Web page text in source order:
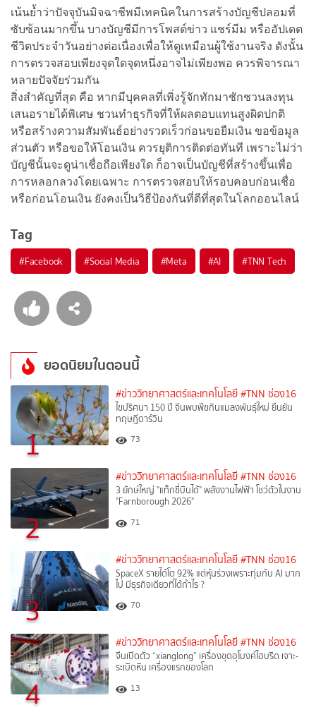
เน้นย้ำว่าปัจจุบันมิจฉาชีพมีเทคนิคในการสร้างบัญชีปลอมที่
ซับซ้อนมากขึ้น บางบัญชีมีการโพสต์ข่าว แชร์มีม หรืออัปเดต
ชีวิตประจำวันอย่างต่อเนื่องเพื่อให้ดูเหมือนผู้ใช้งานจริง ดังนั้น
การตรวจสอบเพียงจุดใดจุดหนึ่งอาจไม่เพียงพอ ควรพิจารณา
หลายปัจจัยร่วมกัน
สิ่งสำคัญที่สุด คือ หากมีบุคคลที่เพิ่งรู้จักทักมาชักชวนลงทุน
เสนอรายได้พิเศษ ชวนทำธุรกิจที่ให้ผลตอบแทนสูงผิดปกติ
หรือสร้างความสัมพันธ์อย่างรวดเร็วก่อนขอยืมเงิน ขอข้อมูล
ส่วนตัว หรือขอให้โอนเงิน ควรยุติการติดต่อทันที เพราะไม่ว่า
บัญชีนั้นจะดูน่าเชื่อถือเพียงใด ก็อาจเป็นบัญชีที่สร้างขึ้นเพื่อ
การหลอกลวงโดยเฉพาะ การตรวจสอบให้รอบคอบก่อนเชื่อ
หรือก่อนโอนเงิน ยังคงเป็นวิธีป้องกันที่ดีที่สุดในโลกออนไลน์
Tag
#Facebook #Social Media #Meta #AI #TNN Tech
ยอดนิยมในตอนนี้
1
#ข่าววิทยาศาสตร์และเทคโนโลยี #TNN ช่อง16
ไขปริศนา 150 ปี จีนพบพืชกินแมลงพันธุ์ใหม่ ยืนยัน
ทฤษฎีดาร์วิน
73
2
#ข่าววิทยาศาสตร์และเทคโนโลยี #TNN ช่อง16
3 ยักษ์ใหญ่ "แท็กซี่บินได้" พลังงานไฟฟ้า โชว์ตัวในงาน
"Farnborough 2026"
71
3
#ข่าววิทยาศาสตร์และเทคโนโลยี #TNN ช่อง16
SpaceX รายได้โต 92% แต่หุ้นร่วงเพราะทุ่มกับ AI มาก
ไป มีธุรกิจเดียวที่ได้กำไร ?
70
4
#ข่าววิทยาศาสตร์และเทคโนโลยี #TNN ช่อง16
จีนเปิดตัว “xianglong” เครื่องขุดอุโมงค์ไฮบริด เจาะ-
ระเบิดหิน เครื่องแรกของโลก
13